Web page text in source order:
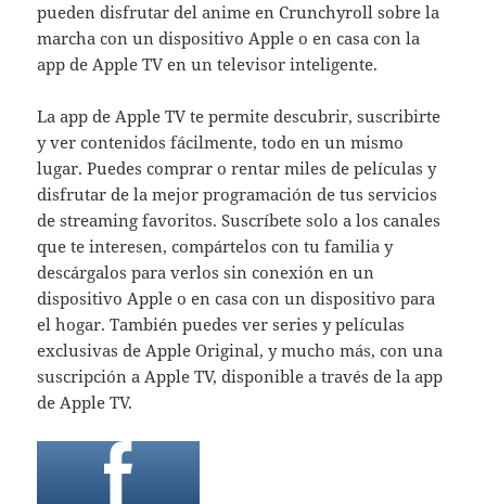
pueden disfrutar del anime en Crunchyroll sobre la
marcha con un dispositivo Apple o en casa con la
app de Apple TV en un televisor inteligente.
La app de Apple TV te permite descubrir, suscribirte
y ver contenidos fácilmente, todo en un mismo
lugar. Puedes comprar o rentar miles de películas y
disfrutar de la mejor programación de tus servicios
de streaming favoritos. Suscríbete solo a los canales
que te interesen, compártelos con tu familia y
descárgalos para verlos sin conexión en un
dispositivo Apple o en casa con un dispositivo para
el hogar. También puedes ver series y películas
exclusivas de Apple Original, y mucho más, con una
suscripción a Apple TV, disponible a través de la app
de Apple TV.